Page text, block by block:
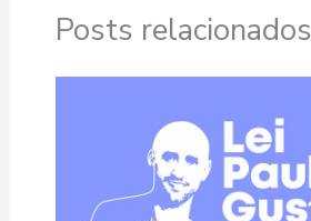
Posts relacionados